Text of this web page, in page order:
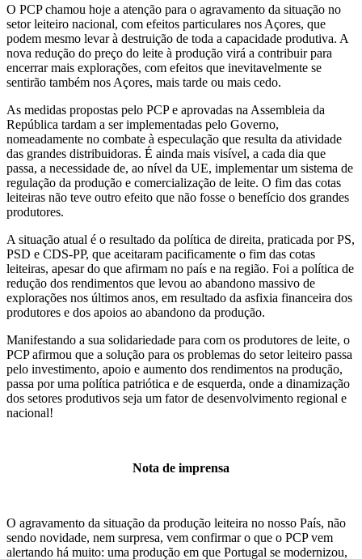
O PCP chamou hoje a atenção para o agravamento da situação no
setor leiteiro nacional, com efeitos particulares nos Açores, que
podem mesmo levar à destruição de toda a capacidade produtiva. A
nova redução do preço do leite à produção virá a contribuir para
encerrar mais explorações, com efeitos que inevitavelmente se
sentirão também nos Açores, mais tarde ou mais cedo.
As medidas propostas pelo PCP e aprovadas na Assembleia da
República tardam a ser implementadas pelo Governo,
nomeadamente no combate à especulação que resulta da atividade
das grandes distribuidoras. É ainda mais visível, a cada dia que
passa, a necessidade de, ao nível da UE, implementar um sistema de
regulação da produção e comercialização de leite. O fim das cotas
leiteiras não teve outro efeito que não fosse o benefício dos grandes
produtores.
A situação atual é o resultado da política de direita, praticada por PS,
PSD e CDS-PP, que aceitaram pacificamente o fim das cotas
leiteiras, apesar do que afirmam no país e na região. Foi a política de
redução dos rendimentos que levou ao abandono massivo de
explorações nos últimos anos, em resultado da asfixia financeira dos
produtores e dos apoios ao abandono da produção.
Manifestando a sua solidariedade para com os produtores de leite, o
PCP afirmou que a solução para os problemas do setor leiteiro passa
pelo investimento, apoio e aumento dos rendimentos na produção,
passa por uma política patriótica e de esquerda, onde a dinamização
dos setores produtivos seja um fator de desenvolvimento regional e
nacional!
Nota de imprensa
O agravamento da situação da produção leiteira no nosso País, não
sendo novidade, nem surpresa, vem confirmar o que o PCP vem
alertando há muito: uma produção em que Portugal se modernizou,